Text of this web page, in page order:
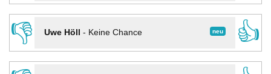
👎
neu
Uwe Höll - Keine Chance
👍